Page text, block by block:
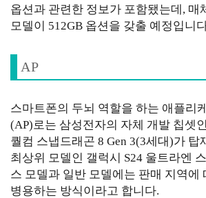
옵션과 관련한 정보가 포함됐는데, 매
모델이 512GB 옵션을 갖출 예정입니
AP
스마트폰의 두뇌 역할을 하는 애플리
(AP)로는 삼성전자의 자체 개발 칩셋
퀄컴 스냅드래곤 8 Gen 3(3세대)가 탑
최상위 모델인 갤럭시 S24 울트라엔
스 모델과 일반 모델에는 판매 지역에
병용하는 방식이라고 합니다.